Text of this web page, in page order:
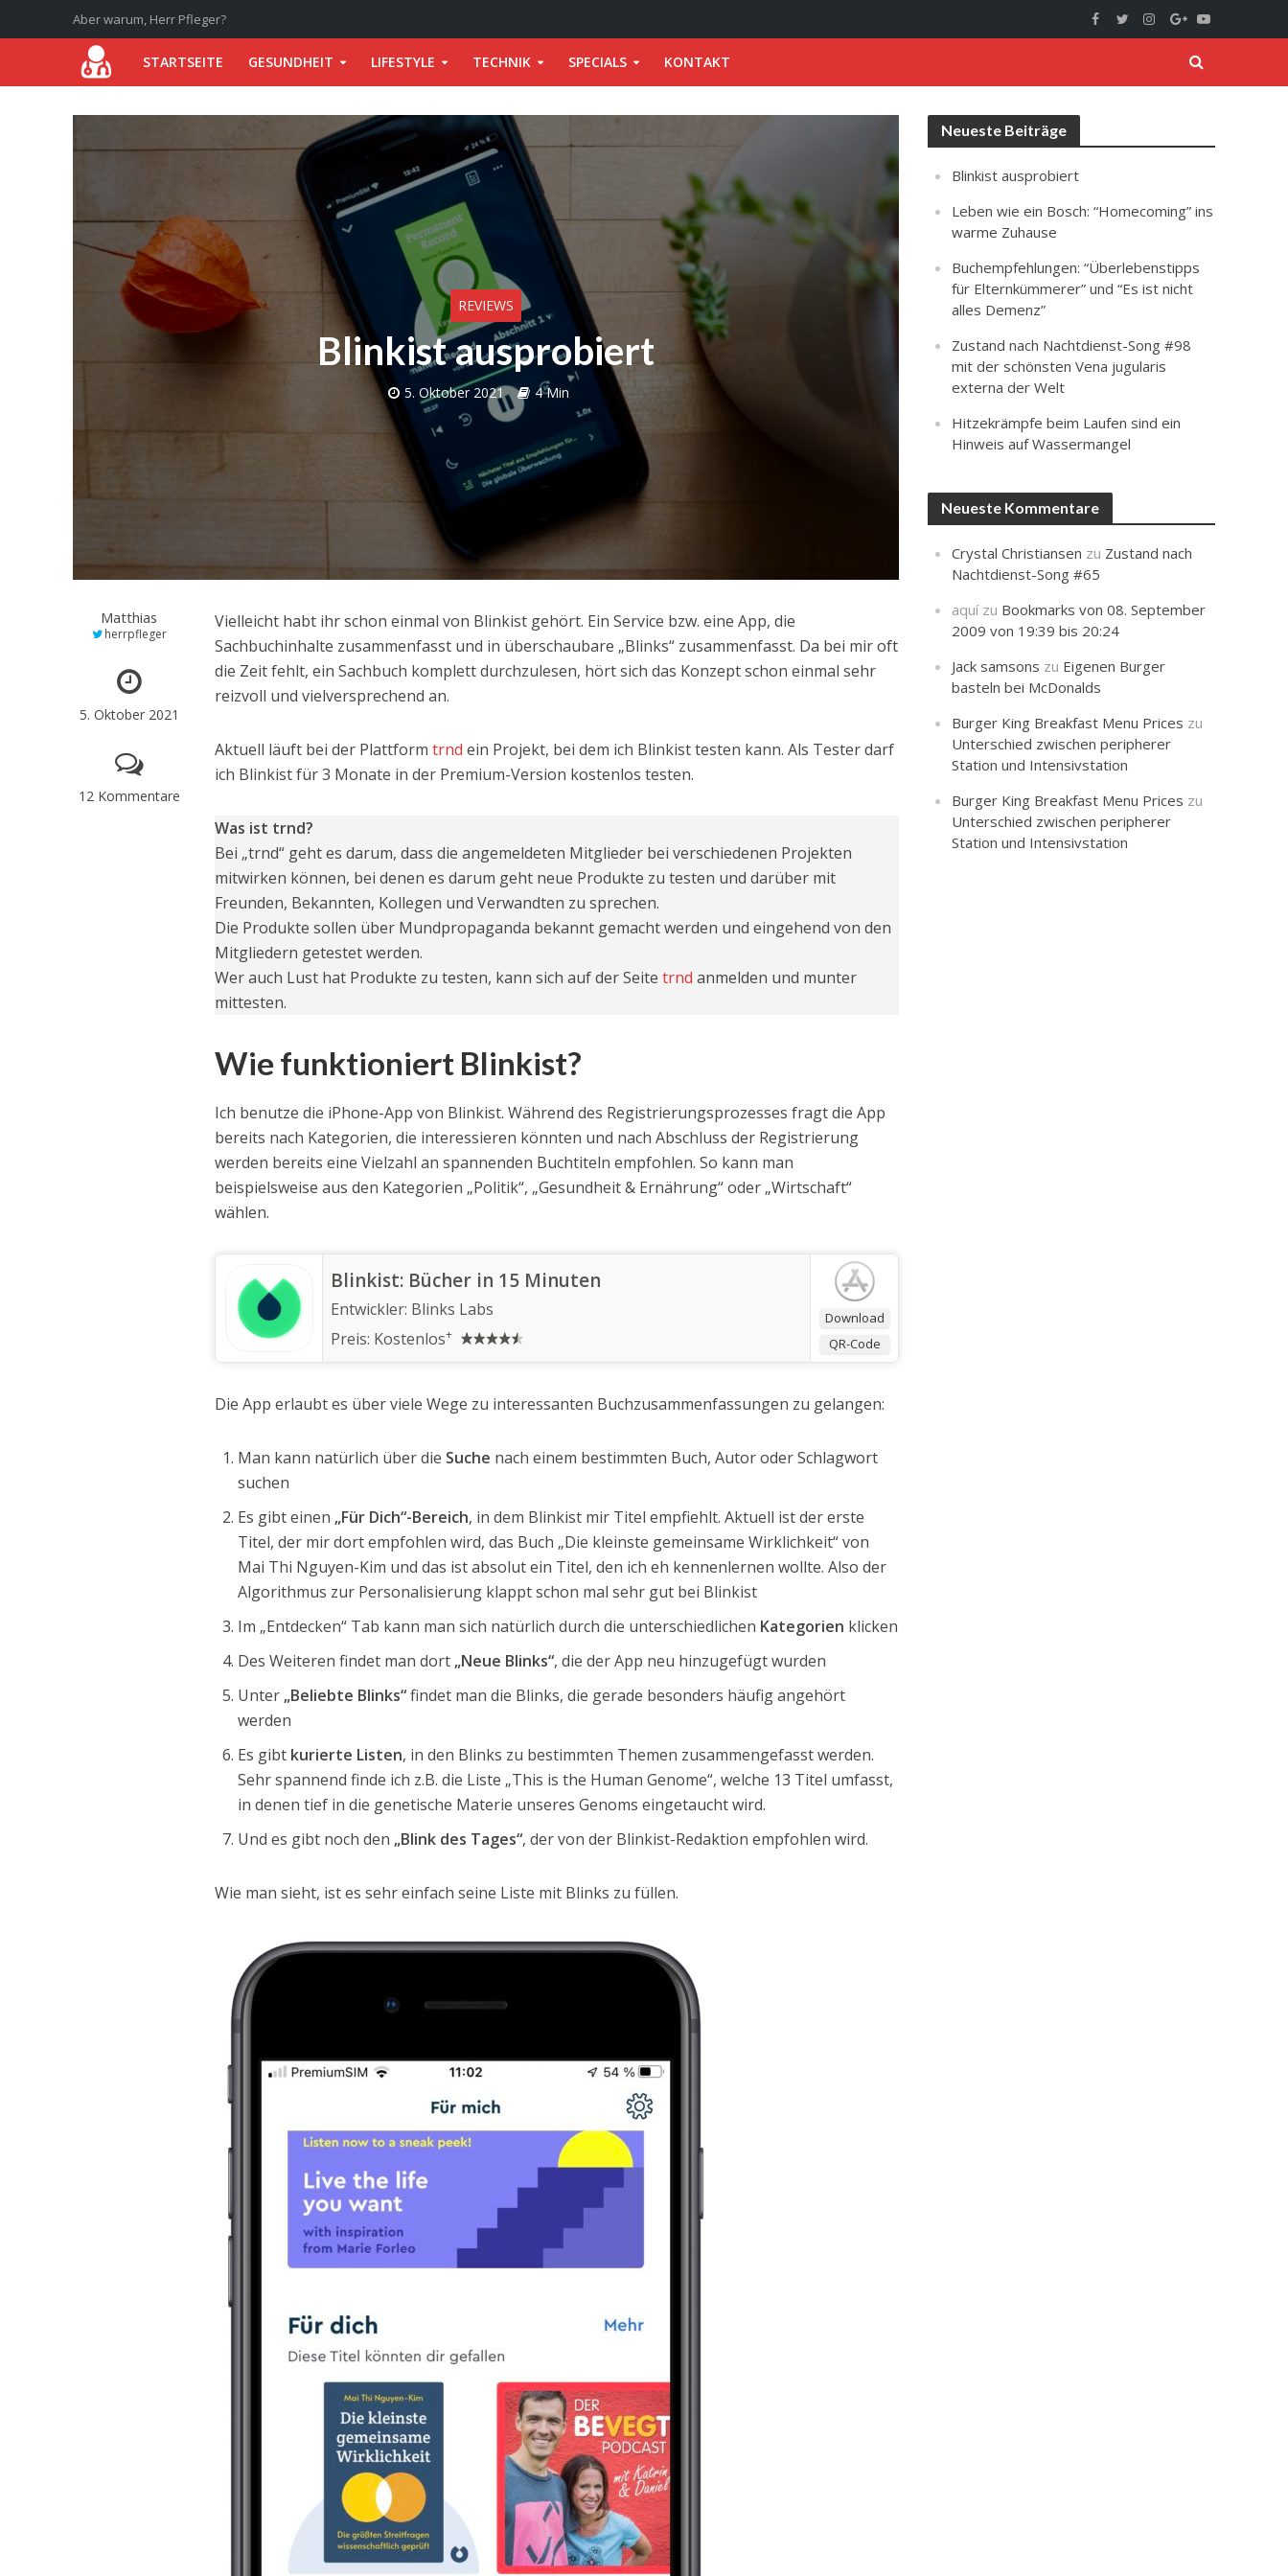
Aber warum, Herr Pfleger?
STARTSEITE GESUNDHEIT LIFESTYLE TECHNIK SPECIALS KONTAKT
REVIEWS
Blinkist ausprobiert
5. Oktober 2021 4 Min
Matthias
herrpfleger
5. Oktober 2021
12 Kommentare
Vielleicht habt ihr schon einmal von Blinkist gehört. Ein Service bzw. eine App, die
Sachbuchinhalte zusammenfasst und in überschaubare „Blinks“ zusammenfasst. Da bei mir oft
die Zeit fehlt, ein Sachbuch komplett durchzulesen, hört sich das Konzept schon einmal sehr
reizvoll und vielversprechend an.
Aktuell läuft bei der Plattformtrnd ein Projekt, bei dem ich Blinkist testen kann. Als Tester darf
ich Blinkist für 3 Monate in der Premium-Version kostenlos testen.
Was ist trnd?
Bei „trnd“ geht es darum, dass die angemeldeten Mitglieder bei verschiedenen Projekten
mitwirken können, bei denen es darum geht neue Produkte zu testen und darüber mit
Freunden, Bekannten, Kollegen und Verwandten zu sprechen.
Die Produkte sollen über Mundpropaganda bekannt gemacht werden und eingehend von den
Mitgliedern getestet werden.
Wer auch Lust hat Produkte zu testen, kann sich auf der Seitetrnd anmelden und munter
mittesten.
Wie funktioniert Blinkist?
Ich benutze die iPhone-App von Blinkist. Während des Registrierungsprozesses fragt die App
bereits nach Kategorien, die interessieren könnten und nach Abschluss der Registrierung
werden bereits eine Vielzahl an spannenden Buchtiteln empfohlen. So kann man
beispielsweise aus den Kategorien „Politik“, „Gesundheit & Ernährung“ oder „Wirtschaft“
wählen.
Download
QR-Code
Blinkist: Bücher in 15 Minuten
Entwickler: Blinks Labs
Preis: Kostenlos+
Die App erlaubt es über viele Wege zu interessanten Buchzusammenfassungen zu gelangen:
Man kann natürlich über die Suche nach einem bestimmten Buch, Autor oder Schlagwort
suchen
Es gibt einen „Für Dich“-Bereich, in dem Blinkist mir Titel empfiehlt. Aktuell ist der erste
Titel, der mir dort empfohlen wird, das Buch „Die kleinste gemeinsame Wirklichkeit“ von
Mai Thi Nguyen-Kim und das ist absolut ein Titel, den ich eh kennenlernen wollte. Also der
Algorithmus zur Personalisierung klappt schon mal sehr gut bei Blinkist
Im „Entdecken“ Tab kann man sich natürlich durch die unterschiedlichen Kategorien klicken
Des Weiteren findet man dort „Neue Blinks“, die der App neu hinzugefügt wurden
Unter „Beliebte Blinks“findet man die Blinks, die gerade besonders häufig angehört
werden
Es gibt kurierte Listen, in den Blinks zu bestimmten Themen zusammengefasst werden.
Sehr spannend finde ich z.B. die Liste „This is the Human Genome“, welche 13 Titel umfasst,
in denen tief in die genetische Materie unseres Genoms eingetaucht wird.
Und es gibt noch den „Blink des Tages“, der von der Blinkist-Redaktion empfohlen wird.
Wie man sieht, ist es sehr einfach seine Liste mit Blinks zu füllen.
Neueste Beiträge
Blinkist ausprobiert
Leben wie ein Bosch: “Homecoming” ins
warme Zuhause
Buchempfehlungen: “Überlebenstipps
für Elternkümmerer” und “Es ist nicht
alles Demenz”
Zustand nach Nachtdienst-Song #98
mit der schönsten Vena jugularis
externa der Welt
Hitzekrämpfe beim Laufen sind ein
Hinweis auf Wassermangel
Neueste Kommentare
Crystal Christiansen zu Zustand nach
Nachtdienst-Song #65
aquízu Bookmarks von 08. September
2009 von 19:39 bis 20:24
Jack samsons zu Eigenen Burger
basteln bei McDonalds
Burger King Breakfast Menu Prices zu
Unterschied zwischen peripherer
Station und Intensivstation
Burger King Breakfast Menu Prices zu
Unterschied zwischen peripherer
Station und Intensivstation